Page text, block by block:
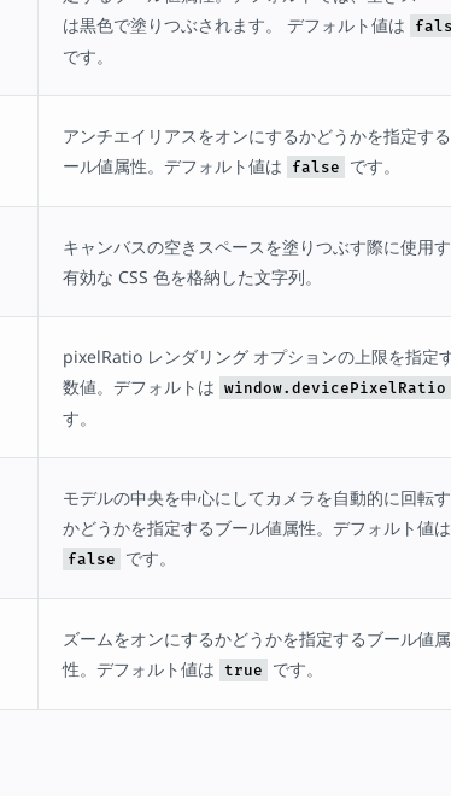
は黒色で塗りつぶされます。 デフォルト値は
です。
アンチエイリアスをオンにするかどうかを指定す
ール値属性。デフォルト値は
false です。
キャンバスの空きスペースを塗りつぶす際に使用
有効な CSS 色を格納した文字列。
pixelRatio レンダリング オプションの上限を指定
数値。デフォルトは window.devicePixelRatio
す。
モデルの中央を中心にしてカメラを自動的に回転
かどうかを指定するブール値属性。デフォルト値は
false です。
ズームをオンにするかどうかを指定するブール値属
性。デフォルト値は true です。